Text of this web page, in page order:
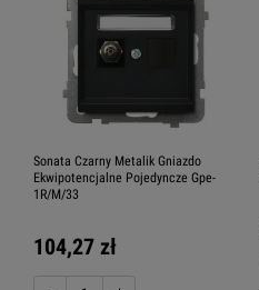
Sonata Czarny Metalik Gniazdo
Ekwipotencjalne Pojedyncze Gpe-
1R/M/33
104,27 zł